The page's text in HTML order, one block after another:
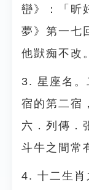
巒》：「昕
夢》第一七
他獃痴不改
3. 星座名。
宿的第二宿
六．列傳．
斗牛之間常
4. 十二生肖